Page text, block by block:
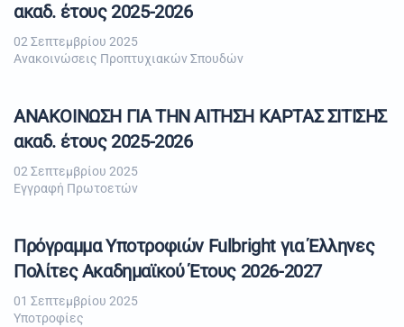
ακαδ. έτους 2025-2026
02 Σεπτεμβρίου 2025
Ανακοινώσεις Προπτυχιακών Σπουδών
ΑΝΑΚΟΙΝΩΣΗ ΓΙΑ ΤΗΝ ΑΙΤΗΣΗ ΚΑΡΤΑΣ ΣΙΤΙΣΗΣ
ακαδ. έτους 2025-2026
02 Σεπτεμβρίου 2025
Εγγραφή Πρωτοετών
Πρόγραμμα Υποτροφιών Fulbright για Έλληνες
Πολίτες Ακαδημαϊκού Έτους 2026-2027
01 Σεπτεμβρίου 2025
Υποτροφίες